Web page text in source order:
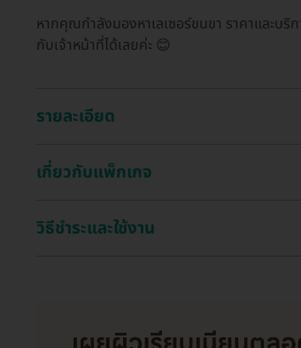
หากคุณกำลังมองหาเลเซอร์ขนขา ราคาและบ
กับเจ้าหน้าที่ได้เลยค่ะ 😊
รายละเอียด
เกี่ยวกับแพ็กเกจ
วิธีชำระและใช้งาน